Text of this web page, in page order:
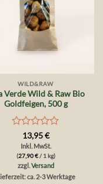
WILD&RAW
Verde Wild & Raw Bio
Goldfeigen, 500 g
Bewertet
mit
0
von
13,95€
Inkl. MwSt.
(27,90€/ 1 kg)
zzgl.Versand
ca. 2-3 Werktage